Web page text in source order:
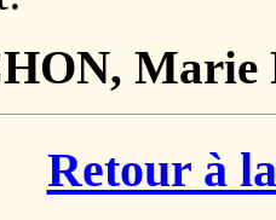
Marie
Retour à